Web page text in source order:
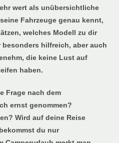
wert als unübersichtliche
Fahrzeuge genau kennt,
welches Modell zu dir
hilfreich, aber auch
die keine Lust auf
haben.
Frage nach dem
ernst genommen?
Wird auf deine Reise
du nur